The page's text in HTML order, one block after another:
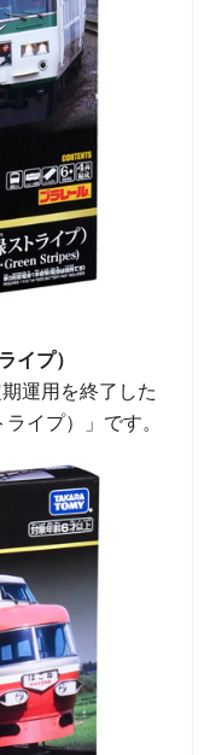
イプ）
運用を終了した
イプ）」です。